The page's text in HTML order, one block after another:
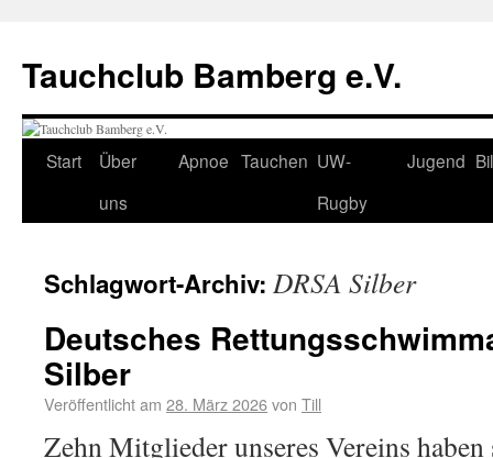
Tauchclub Bamberg e.V.
Start
Über
uns
Apnoe Tauchen UW-
Rugby
Jugend
Schlagwort-Archiv: DRSA Silber
Deutsches
Silber
Veröffentlicht am 28. März 2026von Till
Zehn Mitglieder unseres Vereins haben